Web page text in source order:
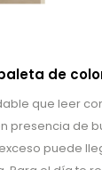
de
que leer
presencia de
puede